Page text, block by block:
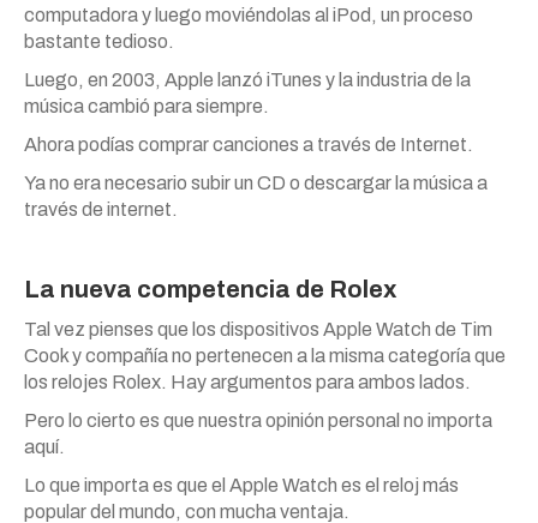
computadora y luego moviéndolas al iPod, un proceso
bastante tedioso.
Luego, en 2003, Apple lanzó iTunes y la industria de la
música cambió para siempre.
Ahora podías comprar canciones a través de Internet.
Ya no era necesario subir un CD o descargar la música a
través de internet.
La nueva competencia de Rolex
Tal vez pienses que los dispositivos Apple Watch de Tim
Cook y compañía no pertenecen a la misma categoría que
los relojes Rolex. Hay argumentos para ambos lados.
Pero lo cierto es que nuestra opinión personal no importa
aquí.
Lo que importa es que el Apple Watch es el reloj más
popular del mundo, con mucha ventaja.